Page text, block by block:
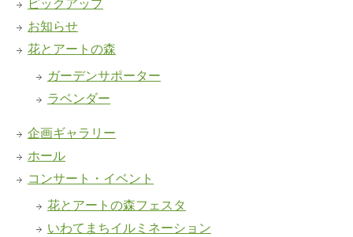
お知らせ
花とアートの森
ガーデンサポーター
ラベンダー
企画ギャラリー
ホール
コンサート・イベント
花とアートの森フェスタ
いわてまちイルミネーション